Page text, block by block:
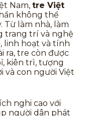
Nam,tre Việt
không thể
Từ làm nhà, làm
trang trí và nghệ
linh hoạt và tính
ra, tre còn được
kiên trì, tượng
và con người Việt
nghi cao với
người dân phát